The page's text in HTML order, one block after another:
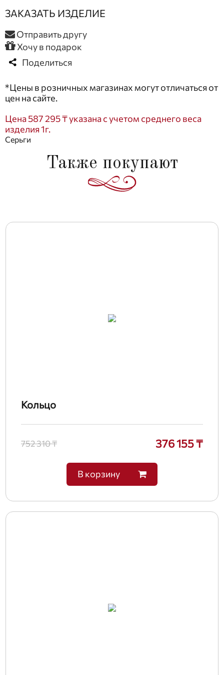
ЗАКАЗАТЬ ИЗДЕЛИЕ
Отправить другу
Хочу в подарок
Поделиться
*Цены в розничных магазинах могут отличаться от
цен на сайте.
Цена 587 295 ₸ указана с учетом среднего веса
изделия 1г.
Серьги
Также покупают
Кольцо
752 310 ₸ 376 155 ₸
В корзину